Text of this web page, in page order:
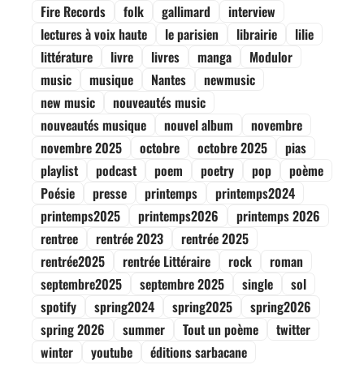
Fire Records
folk gallimard
interview
lectures à voix haute
le parisien librairie
lilie
littérature
livre livres manga
Modulor
music
musique Nantes
newmusic
new music
nouveautés music
nouveautés musique
nouvel album
novembre
novembre 2025
octobre octobre 2025
pias
playlist
podcast poem poetry pop
poème
Poésie
presse printemps
printemps2024
printemps2025
printemps2026
printemps 2026
rentree
rentrée 2023
rentrée 2025
rentrée2025
rentrée Littéraire rock
roman
septembre2025
septembre 2025 single
sol
spotify
spring2024 spring2025
spring2026
spring 2026
summer Tout un poème
twitter
winter
youtube éditions sarbacane